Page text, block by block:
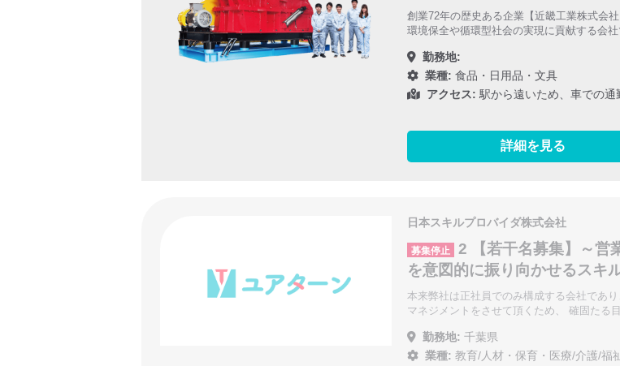
創業72年の歴史ある企業【近畿工業株式会
環境保全や循環型社会の実現に貢献する会
勤務地:
業種: 食品・日用品・文具
アクセス: 駅から遠いため、車での通
詳細を見る
日本スキルプロバイダ株式会社
募集停止
2 【若干名募集】～営
を意図的に振り向かせるスキ
本来弊社は正社員でのみ構成する会社であ
マネジメントをさせて頂くため、 確固たる
勤務地: 千葉県
業種: 教育/人材・保育・医療/介護/福